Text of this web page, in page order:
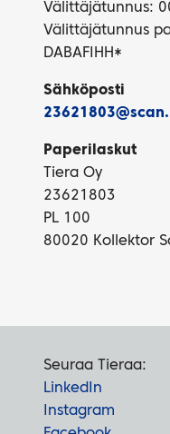
Välittäjätunnus:
Välittäjätunnus
DABAFIHH*
Sähköposti
Paperilaskut
Tiera Oy
23621803
PL 100
80020 Kollektor
Seuraa Tieraa:
LinkedIn
Instagram